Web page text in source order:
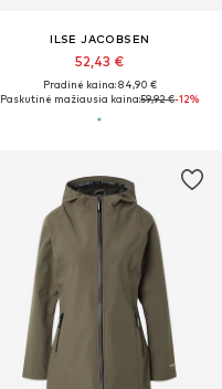
ILSE JACOBSEN
52,43 €
Pradinė kaina: 84,90 €
Paskutinė mažiausia kaina:59,92 €-12%